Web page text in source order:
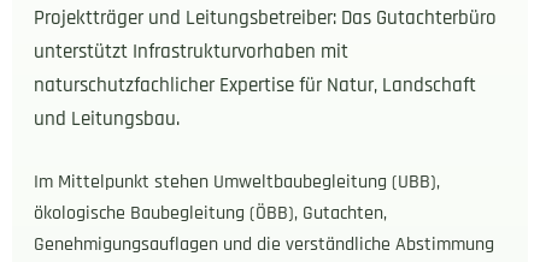
Projektträger und Leitungsbetreiber: Das Gutachterbüro
unterstützt Infrastrukturvorhaben mit
naturschutzfachlicher Expertise für Natur, Landschaft
und Leitungsbau.
Im Mittelpunkt stehen Umweltbaubegleitung (UBB),
ökologische Baubegleitung (ÖBB), Gutachten,
Genehmigungsauflagen und die verständliche Abstimmung